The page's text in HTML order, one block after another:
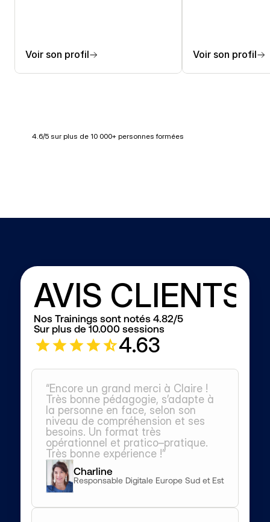
Voir son profil Voir son profil
4.6/5 sur plus de 10 000+ personnes formées
AVIS CLIENTS
Nos Trainings sont notés 4.82/5
Sur plus de 10.000 sessions
4.63
“Encore un grand merci à Claire !
Très bonne pédagogie, s’adapte à
la personne en face, selon son
niveau de compréhension et ses
besoins. Un format très
opérationnel et pratico–pratique.
Très bonne expérience !”
Charline
Responsable Digitale Europe Sud et Est